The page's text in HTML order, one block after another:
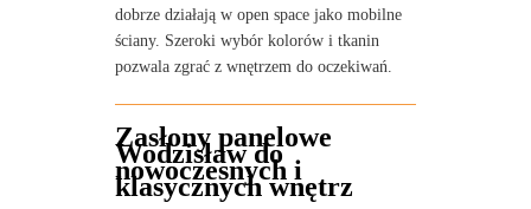
dobrze działają w open space jako mobilne
ściany. Szeroki wybór kolorów i tkanin
pozwala zgrać z wnętrzem do oczekiwań.
Zasłony panelowe
Wodzisław do
nowoczesnych i
klasycznych wnętrz